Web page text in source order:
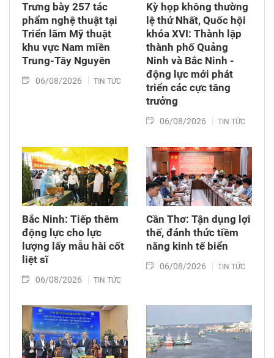
Trưng bày 257 tác
phẩm nghệ thuật tại
Triển lãm Mỹ thuật
khu vực Nam miền
Trung-Tây Nguyên
06/08/2026 TIN TỨC
Kỳ họp không thường
lệ thứ Nhất, Quốc hội
khóa XVI: Thành lập
thành phố Quảng
Ninh và Bắc Ninh -
động lực mới phát
triển các cực tăng
trưởng
06/08/2026 TIN TỨC
Bắc Ninh: Tiếp thêm
động lực cho lực
lượng lấy mẫu hài cốt
liệt sĩ
06/08/2026 TIN TỨC
Cần Thơ: Tận dụng lợi
thế, đánh thức tiềm
năng kinh tế biển
06/08/2026 TIN TỨC